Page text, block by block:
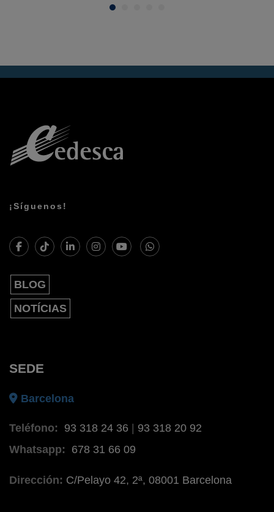
¡Síguenos!
BLOG
NOTÍCIAS
SEDE
Barcelona
Teléfono: 93 318 24 36 | 93 318 20 92
Whatsapp:
678 31 66 09
Dirección: C/Pelayo 42, 2ª, 08001 Barcelona